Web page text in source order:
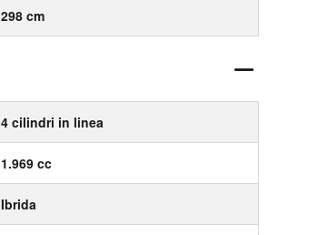
298 cm
4 cilindri in linea
1.969 cc
Ibrida